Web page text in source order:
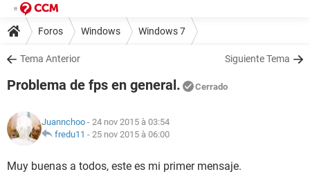
Foros Windows Windows 7
Tema Anterior Siguiente Tema
Problema de fps en general. Cerrado
Juannchoo - 24 nov 2015 à 03:54
fredu11 - 25 nov 2015 à 06:00
Muy buenas a todos, este es mi primer mensaje.